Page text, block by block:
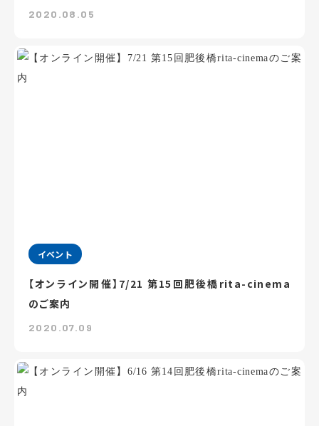
2020.08.05
イベント
【オンライン開催】7/21 第15回肥後橋rita-cinema
のご案内
2020.07.09